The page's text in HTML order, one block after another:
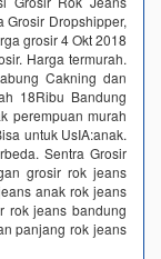
Dropshipper,
grosir 4 Okt 2018
Harga termurah.
Cakning dan
18Ribu Bandung
perempuan murah
untuk UsIA:anak.
Sentra Grosir
grosir rok jeans
anak rok jeans
rok jeans bandung
panjang rok jeans